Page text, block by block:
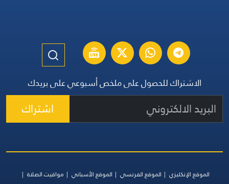
الاشتراك للحصول على ملخص أسبوعي على بريدك
اشتراك
الموقع الإنكليزي الموقع الفرنسي الموقع الأسباني
مواقيت الصلاة